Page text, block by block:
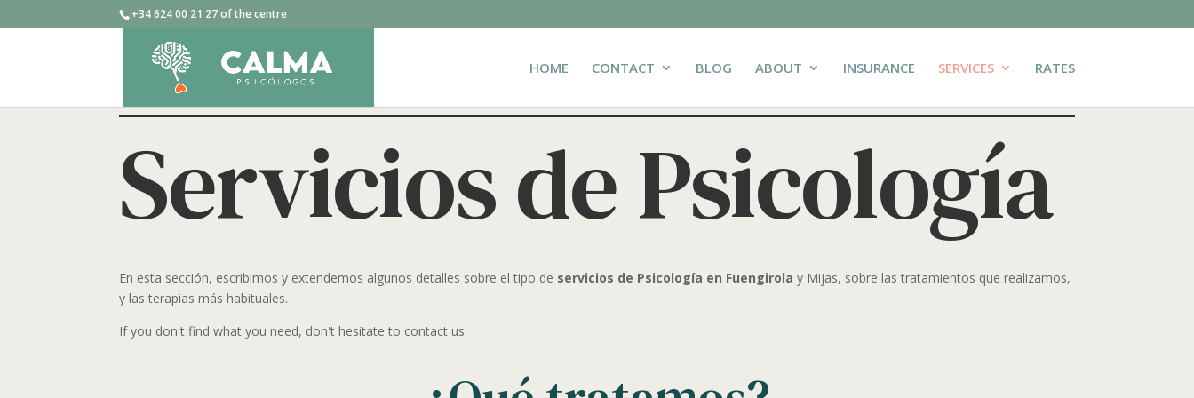
+34 624 00 21 27 of the centre
HOME CONTACT BLOG ABOUT INSURANCE SERVICES RATES
Servicios de Psicología
En esta sección, escribimos y extendemos algunos detalles sobre el tipo de servicios de Psicología en Fuengirola y Mijas, sobre las tratamientos que realizamos,
y las terapias más habituales.
If you don't find what you need, don't hesitate to contact us.